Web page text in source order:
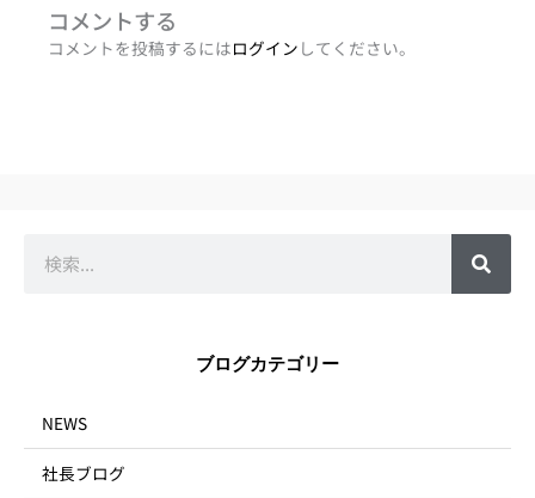
コメントする
コメントを投稿するにはログイン してください。
ブログカテゴリー
NEWS
社長ブログ